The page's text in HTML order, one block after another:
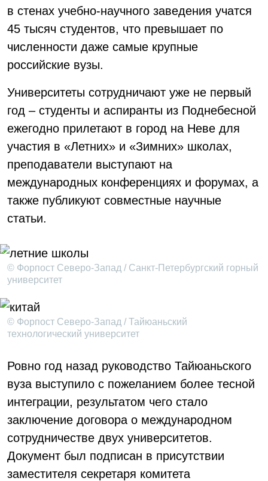
в стенах учебно-научного заведения учатся
45 тысяч студентов, что превышает по
численности даже самые крупные
российские вузы.
Университеты сотрудничают уже не первый
год – студенты и аспиранты из Поднебесной
ежегодно прилетают в город на Неве для
участия в «Летних» и «Зимних» школах,
преподаватели выступают на
международных конференциях и форумах, а
также публикуют совместные научные
статьи.
© Форпост Северо-Запад / Санкт-Петербургский горный
университет
© Форпост Северо-Запад / Тайюаньский
технологический университет
Ровно год назад руководство Тайюаньского
вуза выступило с пожеланием более тесной
интеграции, результатом чего стало
заключение договора о международном
сотрудничестве двух университетов.
Документ был подписан в присутствии
заместителя секретаря комитета